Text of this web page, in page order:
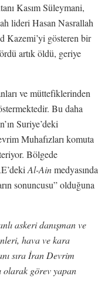
Kasım Süleymani,
lideri Hasan Nasrallah
Kazemi’yi gösteren bir
artık öldü, geriye
ve müttefiklerinden
Bu daha
Suriye’deki
Muhafızları komuta
Bölgede
Al-Ainmedyasında
sonuncusu” olduğuna
askeri danışman ve
hava ve kara
sıra İran Devrim
olarak görev yapan